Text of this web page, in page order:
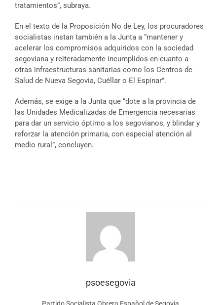
tratamientos”, subraya.
En el texto de la Proposición No de Ley, los procuradores
socialistas instan también a la Junta a “mantener y
acelerar los compromisos adquiridos con la sociedad
segoviana y reiteradamente incumplidos en cuanto a
otras infraestructuras sanitarias como los Centros de
Salud de Nueva Segovia, Cuéllar o El Espinar”.
Además, se exige a la Junta que “dote a la provincia de
las Unidades Medicalizadas de Emergencia necesarias
para dar un servicio óptimo a los segovianos, y blindar y
reforzar la atención primaria, con especial atención al
medio rural”, concluyen.
psoesegovia